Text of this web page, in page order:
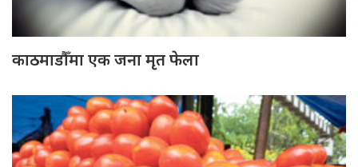
काठमाडौँमा एक जना मृत फेला